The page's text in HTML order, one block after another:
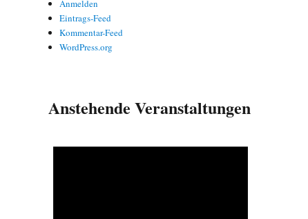
Anmelden
Eintrags-Feed
Kommentar-Feed
WordPress.org
Anstehende Veranstaltungen